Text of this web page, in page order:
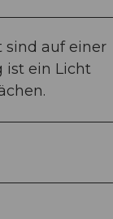
sind auf einer
ist ein Licht